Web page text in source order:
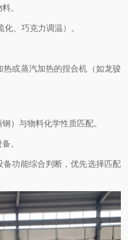
。
、巧克力调温）。
或蒸汽加热的捏合机（如龙骏
）与物料化学性质匹配。
。
功能综合判断，优先选择匹配